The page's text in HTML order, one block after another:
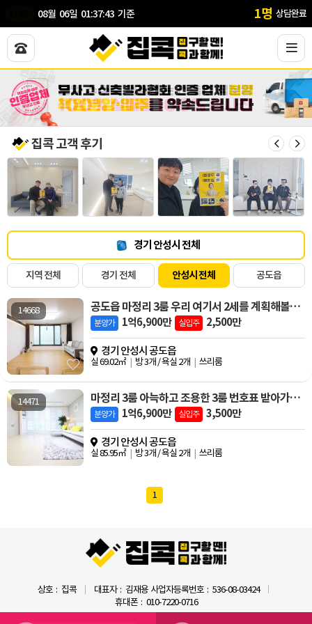
08월 06일 01:37:43 기준 1명 상담완료
집콕 고객 후기
경기 안성시 전체
지역 전체 경기 전체 안성시 전체 공도읍
14668 공도읍 마정리 3룸 우리 여기서 2세를 계획해볼까? 러브러브하우스
분양가 1억6,900만 실입주 2,500만
경기 안성시 공도읍
실 69.02㎡ 방 3개 / 욕실 2개 쓰리룸
14471 마정리 3룸 아늑하고 조용한 3룸 번호표 받아가세요
분양가 1억6,900만 실입주 3,500만
경기 안성시 공도읍
실 85.95㎡ 방 3개 / 욕실 2개 쓰리룸
1
상호 집콕 대표자 김재용 사업자등록번호
536-08-03424
휴대폰
010-7220-0716